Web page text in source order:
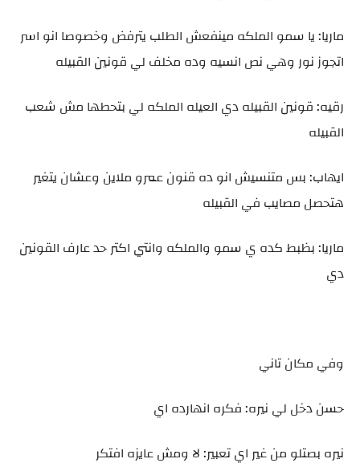
ماريا: يا سمو الملكه مينفعش الطلب يترفض وخصوصا انو اسر
اتجوز نور وهي نص انسيه وده مخلف لي قونين القبيله
رقيه: قونين القبيله دي العيله الملكه لي بتحطها مش شعب
القبيله
ايهاب: بس متنسيش انو ده قنون عمرو ملاين وعشان يتغير
هتحصل مصايب في القبيله
ماريا: بظبط كده ي سمو والملكه وانتي اكتر حد عارف القونين
دي
وفي مكان تاني
حسن دخل لي نيره: فكره انهارده اي
نيره بصتلو من غير اي تعبير: لا ومش عايزه افتكر